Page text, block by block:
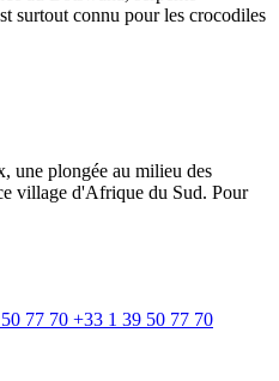
surtout connu pour les crocodiles
une plongée au milieu des
village d'Afrique du Sud. Pour
+33 1 39 50 77 70